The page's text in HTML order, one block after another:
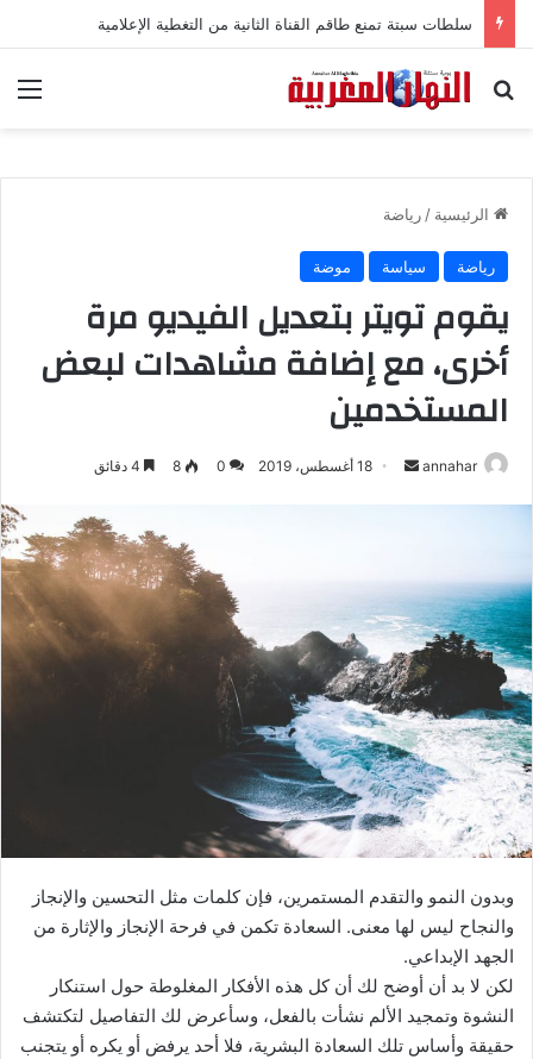
سلطات سبتة تمنع طاقم القناة الثانية من التغطية الإعلامية
بحث عن
الرئيسية / رياضة
رياضة سياسة موضة
يقوم تويتر بتعديل الفيديو مرة
أخرى، مع إضافة مشاهدات لبعض
المستخدمين
annahar
ي
د
ا
إ
ل
ك
ت
ر
ن
18 أغسطس، 2019 0
8
وبدون النمو والتقدم المستمرين، فإن كلمات مثل التحسين والإنجاز
والنجاح ليس لها معنى. السعادة تكمن في فرحة الإنجاز والإثارة من
الجهد الإبداعي.
لكن لا بد أن أوضح لك أن كل هذه الأفكار المغلوطة حول استنكار
النشوة وتمجيد الألم نشأت بالفعل، وسأعرض لك التفاصيل لتكتشف
حقيقة وأساس تلك السعادة البشرية، فلا أحد يرفض أو يكره أو يتجنب